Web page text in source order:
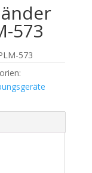
573
573